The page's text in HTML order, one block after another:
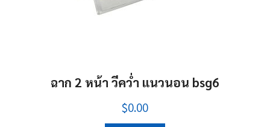
ฉาก 2 หน้า วีคว่ำ แนวนอน bsg6
$0.00